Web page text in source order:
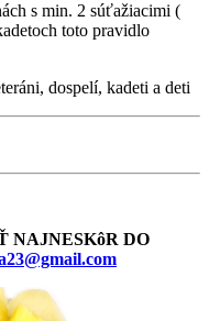
s min. 2 súťažiacimi (
toto pravidlo
dospelí, kadeti a deti
NAJNESKôR DO